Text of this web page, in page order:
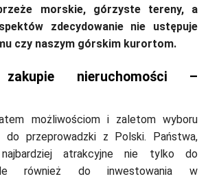
morskie, górzyste tereny, a
zdecydowanie nie ustępuje
czy naszym górskim kurortom.
nieruchomości –
możliwościom i zaletom wyboru
do przeprowadzki z Polski. Państwa,
atrakcyjne nie tylko do
ale również do inwestowania w